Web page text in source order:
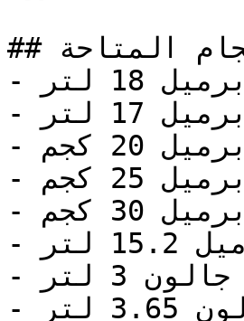
## الأحجام المتاحة
- برميل 18 لتر
- برميل 17 لتر
- برميل 20 كجم
- برميل 25 كجم
- برميل 30 كجم
- برميل 15.2 لتر
- جالون 3 لتر
- جالون 3.65 لتر